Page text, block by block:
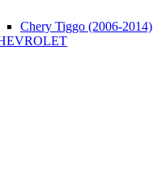
Chery Tiggo (2006-2014)